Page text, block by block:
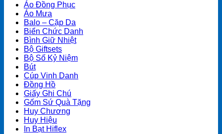
Áo Đồng Phục
Áo Mưa
Balo – Cặp Da
Biển Chức Danh
Bình Giữ Nhiệt
Bộ Giftsets
Bộ Số Kỷ Niệm
Bút
Cúp Vinh Danh
Đồng Hồ
Giấy Ghi Chú
Gốm Sứ Quà Tặng
Huy Chương
Huy Hiệu
In Bạt Hiflex